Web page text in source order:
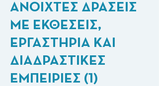
ΑΝΟΙΧΤΕΣ ΔΡΑΣΕΙΣ
ΜΕ ΕΚΘΕΣΕΙΣ,
ΕΡΓΑΣΤΗΡΙΑ ΚΑΙ
ΔΙΑΔΡΑΣΤΙΚΕΣ
ΕΜΠΕΙΡΙΕΣ (1)